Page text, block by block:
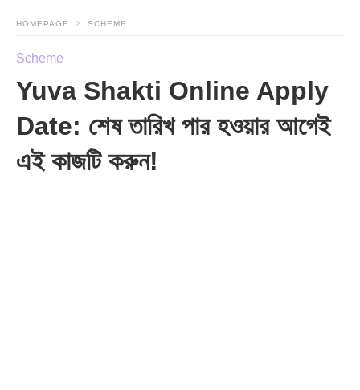
HOMEPAGE SCHEME
Scheme
Yuva Shakti Online Apply
Date: শেষ তারিখ পার হওয়ার আগেই
এই কাজটি করুন!